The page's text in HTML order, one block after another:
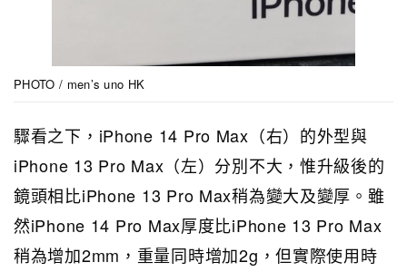
PHOTO / men’s uno HK
驟看之下，iPhone 14 Pro Max（右）的外型與
iPhone 13 Pro Max（左）分別不大，惟升級後的
鏡頭相比iPhone 13 Pro Max稍為變大及變厚。雖
然iPhone 14 Pro Max厚度比iPhone 13 Pro Max
稍為增加2mm，重量同時增加2g，但實際使用時